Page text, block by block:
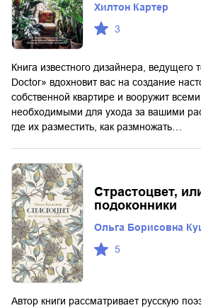
Хилтон Картер
3
Книга известного дизайнера,
Doctor» вдохновит вас на создание
собственной квартире и вооружит
необходимыми для ухода за вашими
где их разместить, как размножать…
Страстоцвет,
подоконники
Ольга Борисовна
5
Автор книги рассматривает русскую